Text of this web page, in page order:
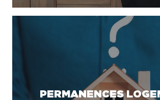
PERMANENCES